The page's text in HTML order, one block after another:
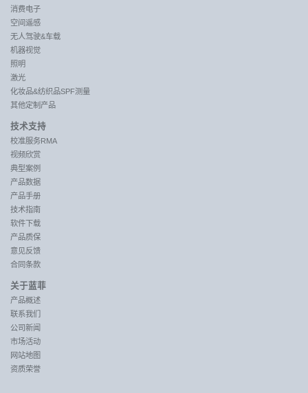
消费电子
空间遥感
无人驾驶&车载
机器视觉
照明
激光
化妆品&纺织品SPF测量
其他定制产品
技术支持
校准服务RMA
视频欣赏
典型案例
产品数据
产品手册
技术指南
软件下载
产品质保
意见反馈
合同条款
关于蓝菲
产品概述
联系我们
公司新闻
市场活动
网站地图
资质荣誉